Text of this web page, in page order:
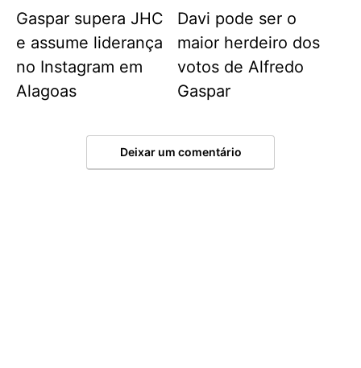
Gaspar supera JHC
e assume liderança
no Instagram em
Alagoas
Davi pode ser o
maior herdeiro dos
votos de Alfredo
Gaspar
Deixar um comentário